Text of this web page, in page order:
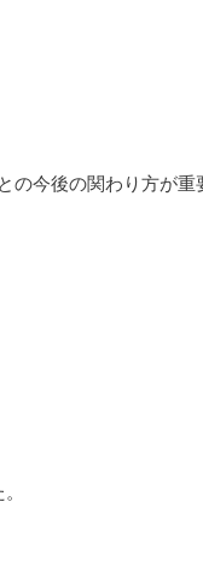
の今後の関わり方が重